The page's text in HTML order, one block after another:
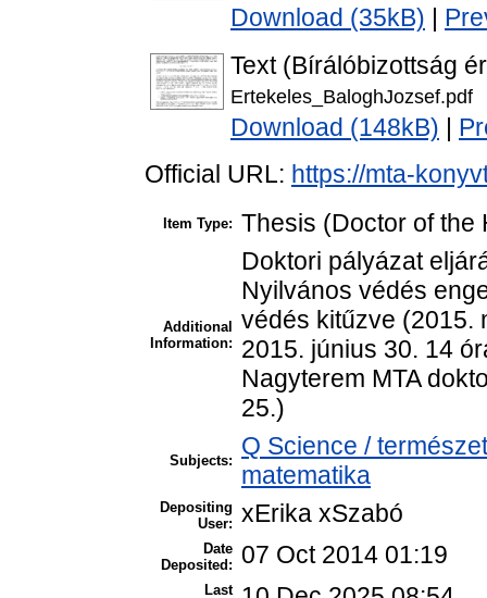
Download (35kB)
Text (Bírálóbizottság
Ertekeles_BaloghJozsef.pdf
Download (148kB)
Official URL: https://mta-
Item Type: Thesis (Doctor of the
Additional
Information:
Doktori pályázat
Nyilvános védés
védés kitűzve (2015.
2015. június 30. 14
Nagyterem MTA
25.)
Subjects:
Q Science /
matematika
Depositing
User: xErika xSzabó
Date
Deposited:
07 Oct 2014 01:19
Last